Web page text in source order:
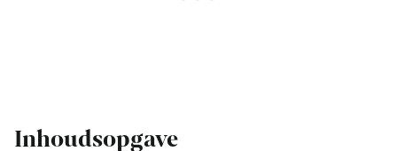
Inhoudsopgave